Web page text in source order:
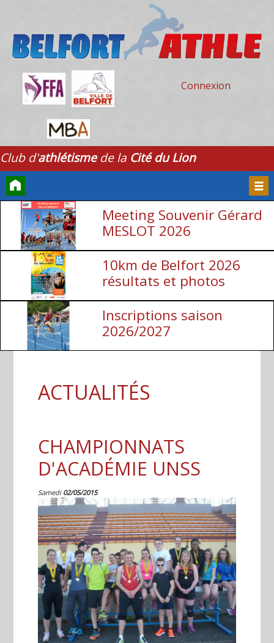
Connexion
Club d'athlétismede la Cité du Lion
Accueil
Meeting Souvenir Gérard
MESLOT 2026
10km de Belfort 2026
résultats et photos
Inscriptions saison
2026/2027
ACTUALITÉS
CHAMPIONNATS
D'ACADÉMIE UNSS
Samedi 02/05/2015